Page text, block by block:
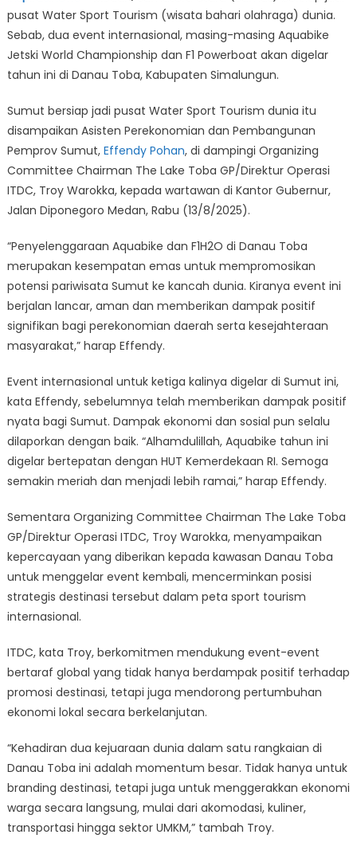
pusat Water Sport Tourism (wisata bahari olahraga) dunia.
Sebab, dua event internasional, masing-masing Aquabike
Jetski World Championship dan F1 Powerboat akan digelar
tahun ini di Danau Toba, Kabupaten Simalungun.
Sumut bersiap jadi pusat Water Sport Tourism dunia itu
disampaikan Asisten Perekonomian dan Pembangunan
Pemprov Sumut, Effendy Pohan, di dampingi Organizing
Committee Chairman The Lake Toba GP/Direktur Operasi
ITDC, Troy Warokka, kepada wartawan di Kantor Gubernur,
Jalan Diponegoro Medan, Rabu (13/8/2025).
“Penyelenggaraan Aquabike dan F1H2O di Danau Toba
merupakan kesempatan emas untuk mempromosikan
potensi pariwisata Sumut ke kancah dunia. Kiranya event ini
berjalan lancar, aman dan memberikan dampak positif
signifikan bagi perekonomian daerah serta kesejahteraan
masyarakat,” harap Effendy.
Event internasional untuk ketiga kalinya digelar di Sumut ini,
kata Effendy, sebelumnya telah memberikan dampak positif
nyata bagi Sumut. Dampak ekonomi dan sosial pun selalu
dilaporkan dengan baik. “Alhamdulillah, Aquabike tahun ini
digelar bertepatan dengan HUT Kemerdekaan RI. Semoga
semakin meriah dan menjadi lebih ramai,” harap Effendy.
Sementara Organizing Committee Chairman The Lake Toba
GP/Direktur Operasi ITDC, Troy Warokka, menyampaikan
kepercayaan yang diberikan kepada kawasan Danau Toba
untuk menggelar event kembali, mencerminkan posisi
strategis destinasi tersebut dalam peta sport tourism
internasional.
ITDC, kata Troy, berkomitmen mendukung event-event
bertaraf global yang tidak hanya berdampak positif terhadap
promosi destinasi, tetapi juga mendorong pertumbuhan
ekonomi lokal secara berkelanjutan.
“Kehadiran dua kejuaraan dunia dalam satu rangkaian di
Danau Toba ini adalah momentum besar. Tidak hanya untuk
branding destinasi, tetapi juga untuk menggerakkan ekonomi
warga secara langsung, mulai dari akomodasi, kuliner,
transportasi hingga sektor UMKM,” tambah Troy.